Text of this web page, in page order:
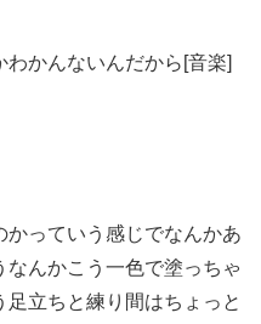
かんないんだから[音楽]
っていう感じでなんかあ
んかこう一色で塗っちゃ
立ちと練り間はちょっと